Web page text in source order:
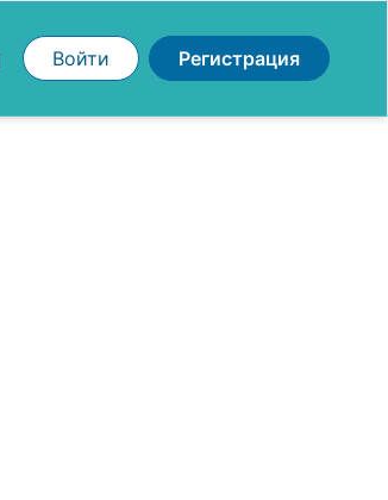
Войти Регистрация